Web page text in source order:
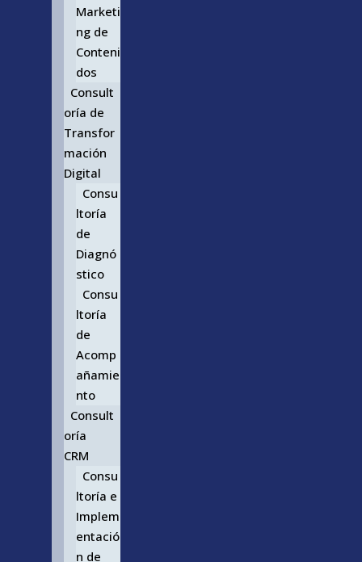
Marketi
ng de
Conteni
dos
Consult
oría de
Transfor
mación
Digital
Consu
ltoría
de
Diagnó
stico
Consu
ltoría
de
Acomp
añamie
nto
Consult
oría
CRM
Consu
ltoría e
Implem
entació
n de